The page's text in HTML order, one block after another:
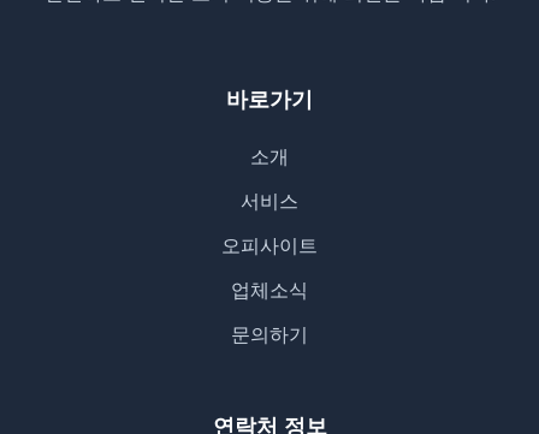
바로가기
소개
서비스
오피사이트
업체소식
문의하기
연락처 정보